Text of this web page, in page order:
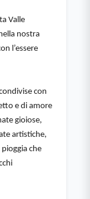
Valle
nostra
l’essere
con
e di amore
gioiose,
artistiche,
che